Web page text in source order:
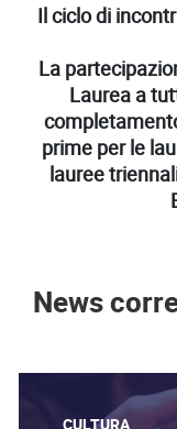
Il ciclo di
La
Laurea a
prime per le
lauree
News